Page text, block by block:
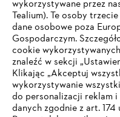
Firma
STIHL FAQ
wykorzystywane przez
Tealium). Te osoby
dane osobowe poza
Gospodarczym.
cookie
znaleźć w sekcji
Klikając „Akceptuj
wykorzystywanie
do personalizacji reklam
danych zgodnie z art.